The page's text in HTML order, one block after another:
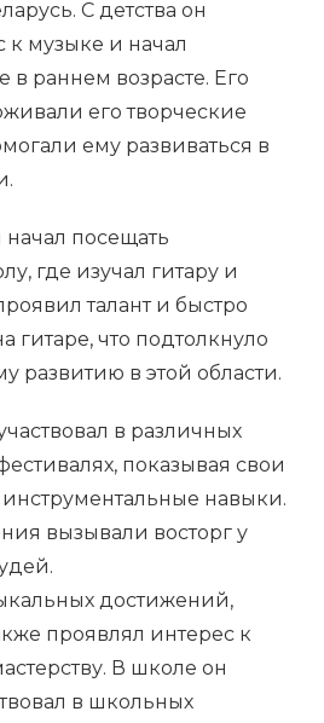
С детства он
к музыке и начал
в раннем возрасте. Его
его творческие
ему развиваться в
посещать
где изучал гитару и
талант и быстро
гитаре, что подтолкнуло
развитию в этой области.
в различных
показывая свои
навыки.
вызывали восторг у
достижений,
проявлял интерес к
В школе он
в школьных